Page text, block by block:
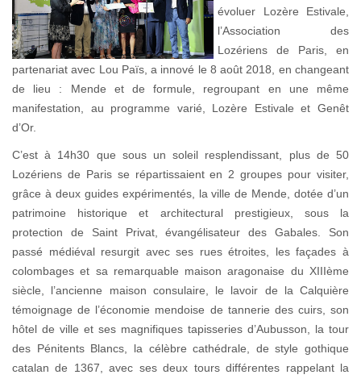
évoluer Lozère Estivale,
l’Association des
Lozériens de Paris, en
partenariat avec Lou Païs, a innové le 8 août 2018, en changeant
de lieu : Mende et de formule, regroupant en une même
manifestation, au programme varié, Lozère Estivale et Genêt
d’Or.
C’est à 14h30 que sous un soleil resplendissant, plus de 50
Lozériens de Paris se répartissaient en 2 groupes pour visiter,
grâce à deux guides expérimentés, la ville de Mende, dotée d’un
patrimoine historique et architectural prestigieux, sous la
protection de Saint Privat, évangélisateur des Gabales. Son
passé médiéval resurgit avec ses rues étroites, les façades à
colombages et sa remarquable maison aragonaise du XIIIème
siècle, l’ancienne maison consulaire, le lavoir de la Calquière
témoignage de l’économie mendoise de tannerie des cuirs, son
hôtel de ville et ses magnifiques tapisseries d’Aubusson, la tour
des Pénitents Blancs, la célèbre cathédrale, de style gothique
catalan de 1367, avec ses deux tours différentes rappelant la